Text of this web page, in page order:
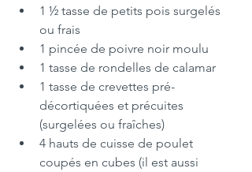
1 ½ tasse de petits pois surgelés
ou frais
1 pincée de poivre noir moulu
1 tasse de rondelles de calamar
1 tasse de crevettes pré-
décortiquées et précuites
(surgelées ou fraîches)
4 hauts de cuisse de poulet
coupés en cubes (il est aussi